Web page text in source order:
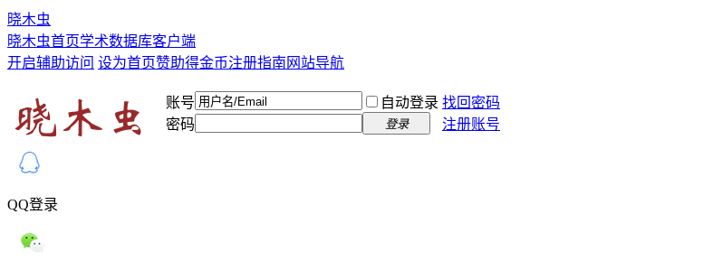
晓木虫
晓木虫首页学术数据库客户端
开启辅助访问 设为首页赞助得金币注册指南 网站导航
账号 自动登录 找回密码
密码
登录 注册账号
QQ登录